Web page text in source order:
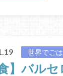
世界でご
食】バル